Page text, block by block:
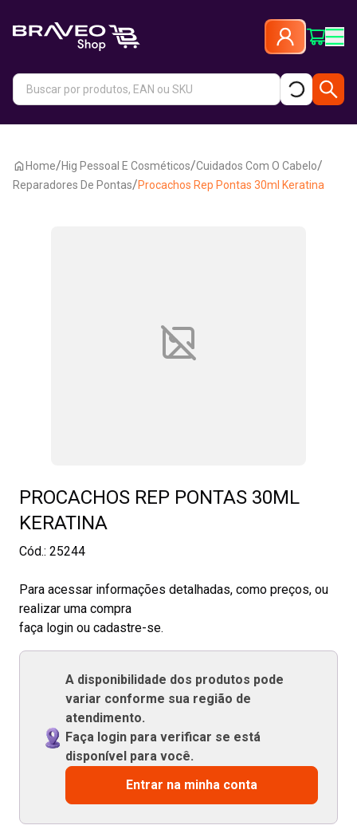
Home/Hig Pessoal E Cosméticos/Cuidados Com O Cabelo/
Reparadores De Pontas/Procachos Rep Pontas 30ml Keratina
PROCACHOS REP PONTAS 30ML
KERATINA
Cód.: 25244
Para acessar informações detalhadas, como preços, ou
realizar uma compra
faça login ou cadastre-se.
A disponibilidade dos produtos pode
variar conforme sua região de
atendimento.
Faça login para verificar se está
disponível para você.
Entrar na minha conta